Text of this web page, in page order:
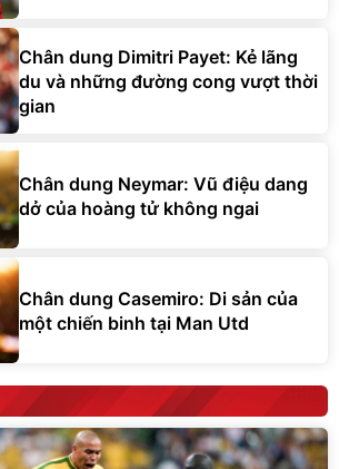
Chân dung Dimitri Payet: Kẻ lãng
du và những đường cong vượt thời
gian
Chân dung Neymar: Vũ điệu dang
dở của hoàng tử không ngai
Chân dung Casemiro: Di sản của
một chiến binh tại Man Utd